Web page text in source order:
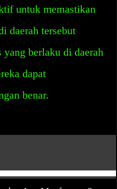
untuk memastikan
daerah tersebut
yang berlaku di daerah
dapat
benar.